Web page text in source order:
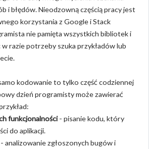
i błędów. Nieodzowną częścią pracy jest
korzystania z Google i Stack
nie pamięta wszystkich bibliotek i
w razie potrzeby szuka przykładów lub
kodowanie to tylko część codziennej
dzień programisty może zawierać
funkcjonalności- pisanie kodu, który
do aplikacji.
analizowanie zgłoszonych bugów i